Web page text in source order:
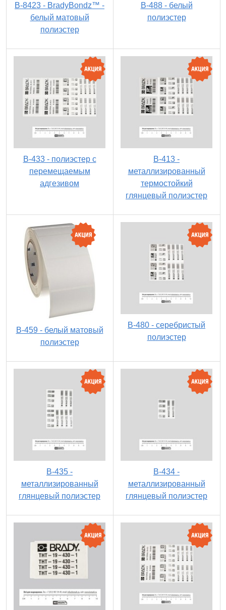
B-8423 - BradyBondz™ -
белый матовый
полиэстер
B-488 - белый
полиэстер
B-433 - полиэстер с
перемещаемым
адгезивом
B-413 -
металлизированный
термостойкий
глянцевый полиэстер
B-459 - белый матовый
полиэстер
B-480 - серебристый
полиэстер
B-435 -
металлизированный
глянцевый полиэстер
B-434 -
металлизированный
глянцевый полиэстер